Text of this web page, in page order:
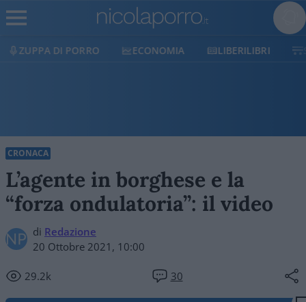
ECONOMIA LIBERILIBRI SHOP SOSTIENICI
CRONACA
L’agente in borghese e la
“forza ondulatoria”: il video
di Redazione
20 Ottobre 2021, 10:00
29.2k 30